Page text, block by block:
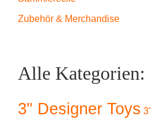
Zubehör & Merchandise
Alle Kategorien:
3" Designer Toys